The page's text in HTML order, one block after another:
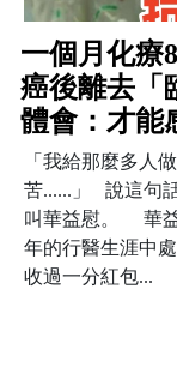
一個月化療
癌後離去「
體會：才能
「我給那麼多人
苦......」 說這句
叫華益慰。 華益
年的行醫生涯中
收過一分紅包...